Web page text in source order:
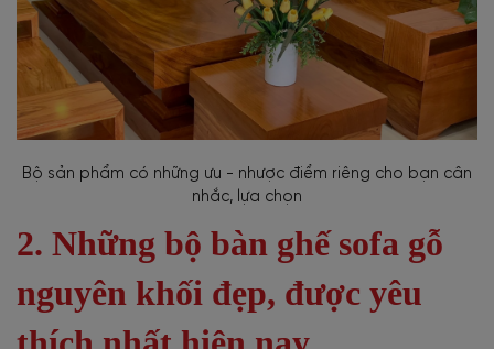
Bộ sản phẩm có những ưu - nhược điểm riêng cho bạn cân
nhắc, lựa chọn
2. Những bộ bàn ghế sofa gỗ
nguyên khối đẹp, được yêu